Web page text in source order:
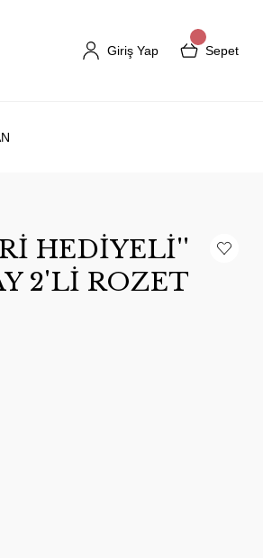
Giriş Yap Sepet
HEDİYELİ''
2'Lİ ROZET